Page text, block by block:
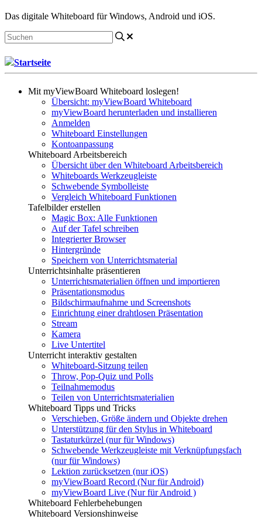
Das digitale Whiteboard für Windows, Android und iOS.
Startseite
Mit myViewBoard Whiteboard loslegen!
Übersicht: myViewBoard Whiteboard
myViewBoard herunterladen und installieren
Anmelden
Whiteboard Einstellungen
Kontoanpassung
Whiteboard Arbeitsbereich
Übersicht über den Whiteboard Arbeitsbereich
Whiteboards Werkzeugleiste
Schwebende Symbolleiste
Vergleich Whiteboard Funktionen
Tafelbilder erstellen
Magic Box: Alle Funktionen
Auf der Tafel schreiben
Integrierter Browser
Hintergründe
Speichern von Unterrichtsmaterial
Unterrichtsinhalte präsentieren
Unterrichtsmaterialien öffnen und importieren
Präsentationsmodus
Bildschirmaufnahme und Screenshots
Einrichtung einer drahtlosen Präsentation
Stream
Kamera
Live Untertitel
Unterricht interaktiv gestalten
Whiteboard-Sitzung teilen
Throw, Pop-Quiz und Polls
Teilnahmemodus
Teilen von Unterrichtsmaterialien
Whiteboard Tipps und Tricks
Verschieben, Größe ändern und Objekte drehen
Unterstützung für den Stylus in Whiteboard
Tastaturkürzel (nur für Windows)
Schwebende Werkzeugleiste mit Verknüpfungsfach
(nur für Windows)
Lektion zurücksetzen (nur iOS)
myViewBoard Record (Nur für Android)
myViewBoard Live (Nur für Android )
Whiteboard Fehlerbehebungen
Whiteboard Versionshinweise